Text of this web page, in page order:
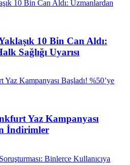
10 Bin Can Aldı:
Sağlığı Uyarısı
Yaz Kampanyası
İndirimler